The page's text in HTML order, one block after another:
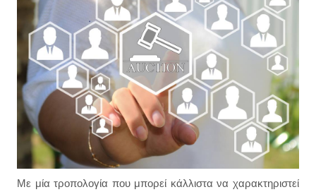
Με μία τροπολογία που μπορεί κάλλιστα να χαρακτηριστεί